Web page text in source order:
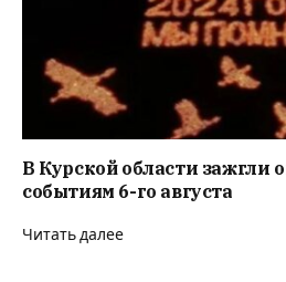
В Курской области зажгли
событиям 6-го августа
Читать далее